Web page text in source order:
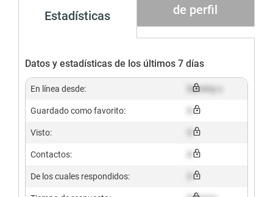
Estadísticas de perfil
Datos y estadísticas de los últimos 7 días
En línea desde: Dummy x
Guardado como favorito:
Visto:
Contactos:
De los cuales respondidos: